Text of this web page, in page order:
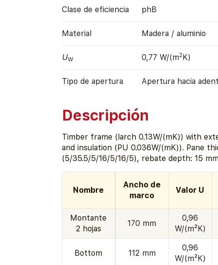
Clase de eficiencia phB
Material Madera / aluminio
UW 0,77 W/(m2K)
Tipo de apertura Apertura hacia
Descripción
Timber frame (larch 0.13W/(mK)) with
and insulation (PU 0.036W/(mK)). Pane
(5/35.5/5/16/5/16/5), rebate depth: 15
Nombre
Ancho de
marco
Valor U
Montante
2 hojas
170 mm
0,96
W/(m²K)
Bottom 112 mm
0,96
W/(m²K)